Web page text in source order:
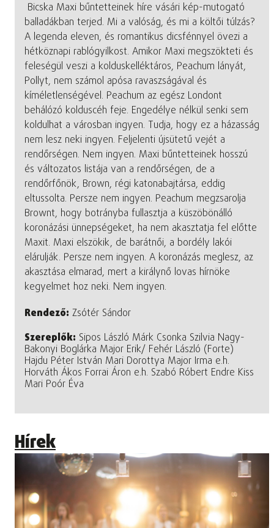
Bicska Maxi bűntetteinek híre vásári kép-mutogató
balladákban terjed. Mi a valóság, és mi a költői túlzás?
A legenda eleven, és romantikus dicsfénnyel övezi a
hétköznapi rablógyilkost. Amikor Maxi megszökteti és
feleségül veszi a kolduskelléktáros, Peachum lányát,
Pollyt, nem számol apósa ravaszságával és
kíméletlenségével. Peachum az egész Londont
behálózó kolduscéh feje. Engedélye nélkül senki sem
koldulhat a városban ingyen. Tudja, hogy ez a házasság
nem lesz neki ingyen. Feljelenti újsütetű vejét a
rendőrségen. Nem ingyen. Maxi bűntetteinek hosszú
és változatos listája van a rendőrségen, de a
rendőrfőnök, Brown, régi katonabajtársa, eddig
eltussolta. Persze nem ingyen. Peachum megzsarolja
Brownt, hogy botrányba fullasztja a küszöbönálló
koronázási ünnepségeket, ha nem akasztatja fel előtte
Maxit. Maxi elszökik, de barátnői, a bordély lakói
elárulják. Persze nem ingyen. A koronázás meglesz, az
akasztása elmarad, mert a királynő lovas hírnöke
kegyelmet hoz neki. Nem ingyen.
Rendező: Zsótér Sándor
Szereplők: Sipos László Márk Csonka Szilvia Nagy-
Bakonyi Boglárka Major Erik/ Fehér László (Forte)
Hajdu Péter István Mari Dorottya Major Irma e.h.
Horváth Ákos Forrai Áron e.h. Szabó Róbert Endre Kiss
Mari Poór Éva
Hírek